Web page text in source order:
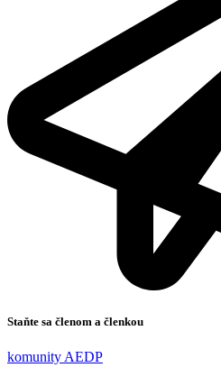
Staňte sa členom a členkou
komunity AEDP